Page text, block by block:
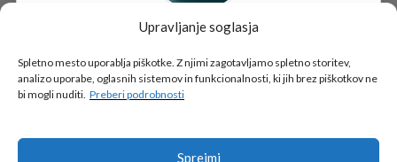
Upravljanje soglasja
Spletno mesto uporablja piškotke. Z njimi zagotavljamo spletno storitev,
analizo uporabe, oglasnih sistemov in funkcionalnosti, ki jih brez piškotkov ne
bi mogli nuditi. Preberi podrobnosti
Sprejmi
Tukaj je!
🎁 DARILO
Vpiši podatke za prejem darila